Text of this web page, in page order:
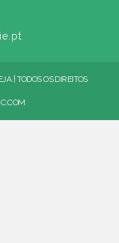
| TODOS OS DIREITOS